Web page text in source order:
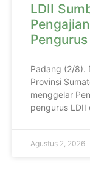
LDII
Padang (2/8).
Provinsi
menggelar
pengurus LDII
Agustus 2, 2026